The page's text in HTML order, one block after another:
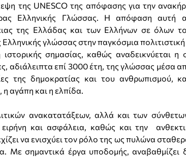
της UNESCO της απόφασης για την
Ελληνικής Γλώσσας. Η απόφαση αυτή
της Ελλάδας και των Ελλήνων σε όλων
γλώσσας στην παγκόσμια
σημασίας, καθώς αναδεικνύεται η
αδιάλειπτα επί 3000 έτη, της γλώσσας μέσα
της δημοκρατίας και του ανθρωπισμού,
η αγάπη και η ελπίδα.
ανακατατάξεων, αλλά και των
και ασφάλεια, καθώς και την
να ενισχύει τον ρόλο της ως πυλώνα
Με σημαντικά έργα υποδομής, αναβαθμίζει